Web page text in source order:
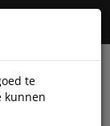
te
kunnen